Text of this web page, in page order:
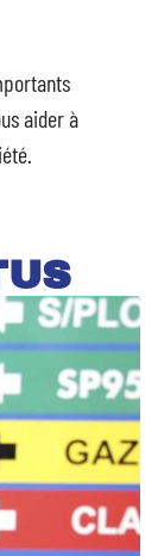
aider à